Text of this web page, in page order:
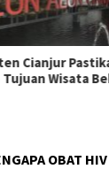
Cianjur
Wisata
OBAT